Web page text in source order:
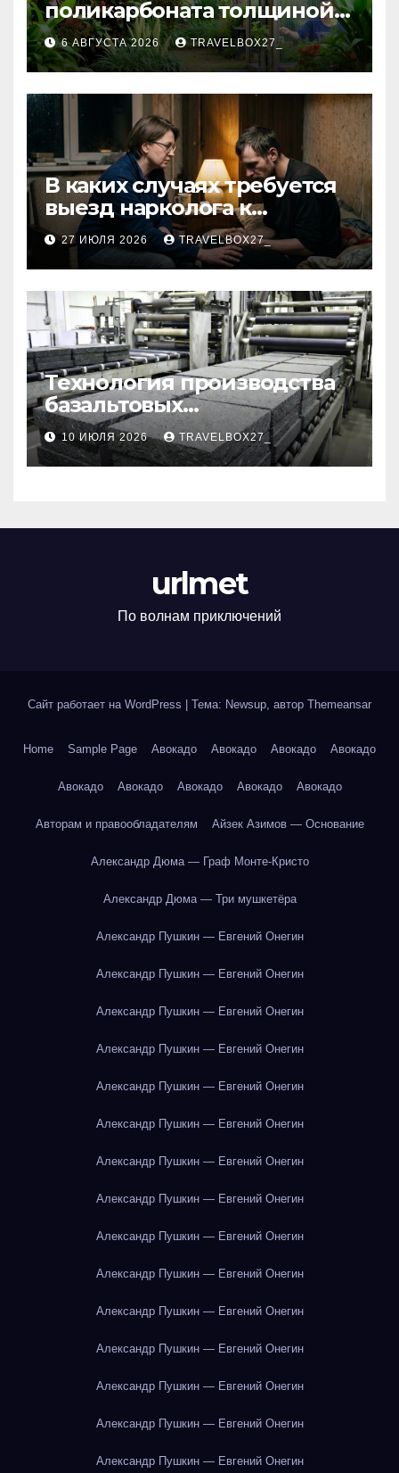
поликарбоната толщиной 4
и 6 мм
6 АВГУСТА 2026 TRAVELBOX27_
В каких случаях требуется
выезд нарколога к
пациенту
27 ИЮЛЯ 2026 TRAVELBOX27_
Технология производства
базальтовых
теплоизоляционных плит
по ГОСТ
10 ИЮЛЯ 2026 TRAVELBOX27_
urlmet
По волнам приключений
Сайт работает на WordPress Тема: Newsup, автор Themeansar
Home Sample Page Авокадо Авокадо Авокадо Авокадо
Авокадо Авокадо Авокадо Авокадо Авокадо
Авторам и правообладателям Айзек Азимов — Основание
Александр Дюма — Граф Монте-Кристо
Александр Дюма — Три мушкетёра
Александр Пушкин — Евгений Онегин
Александр Пушкин — Евгений Онегин
Александр Пушкин — Евгений Онегин
Александр Пушкин — Евгений Онегин
Александр Пушкин — Евгений Онегин
Александр Пушкин — Евгений Онегин
Александр Пушкин — Евгений Онегин
Александр Пушкин — Евгений Онегин
Александр Пушкин — Евгений Онегин
Александр Пушкин — Евгений Онегин
Александр Пушкин — Евгений Онегин
Александр Пушкин — Евгений Онегин
Александр Пушкин — Евгений Онегин
Александр Пушкин — Евгений Онегин
Александр Пушкин — Евгений Онегин